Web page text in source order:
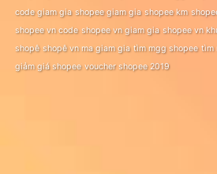
code giam gia shopee giam gia shopee km
shopee vn code shopee vn giam gia shopee vn
shopê shopê vn ma giam gia tìm mgg shopee tìm
giảm giá shopee voucher shopee 2019